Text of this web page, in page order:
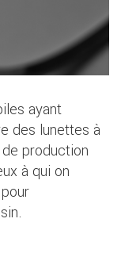
ayant
des lunettes à
production
à qui on